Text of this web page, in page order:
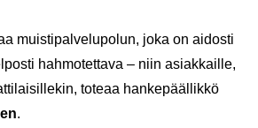
muis­ti­pal­ve­lu­po­lun, joka on ai­dos­ti
hah­mo­tet­ta­va – niin asiak­kail­le,
to­te­aa han­ke­pääl­lik­kö
.